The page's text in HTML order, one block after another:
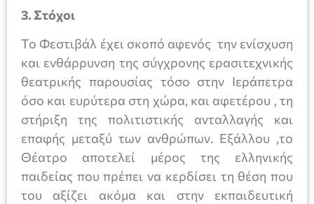
3. Στόχοι
Το Φεστιβάλ έχει σκοπό αφενός την ενίσχυση
και ενθάρρυνση της σύγχρονης ερασιτεχνικής
θεατρικής παρουσίας τόσο στην Ιεράπετρα
όσο και ευρύτερα στη χώρα, και αφετέρου , τη
στήριξη της πολιτιστικής ανταλλαγής και
επαφής μεταξύ των ανθρώπων. Εξάλλου ,το
Θέατρο αποτελεί μέρος της ελληνικής
παιδείας που πρέπει να κερδίσει τη θέση που
του αξίζει ακόμα και στην εκπαιδευτική